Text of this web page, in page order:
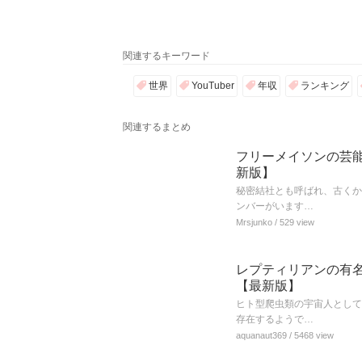
関連するキーワード
世界 YouTuber 年収 ランキング
関連するまとめ
フリーメイソンの芸
新版】
秘密結社とも呼ばれ、古く
ンバーがいます…
Mrsjunko / 529 view
レプティリアンの有
【最新版】
ヒト型爬虫類の宇宙人とし
存在するようで…
aquanaut369 / 5468 view